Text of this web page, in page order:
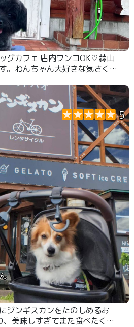
グカフェ 店内ワンコOK♡蒜山
。わんちゃん大好きな気さくな
5
ジンギスカンをたのしめるお
美味しすぎてまた食べたくな